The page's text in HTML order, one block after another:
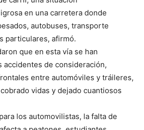
en una carretera donde
autobuses, transporte
particulares, afirmó.
que en esta vía se han
accidentes de consideración,
entre automóviles y tráileres,
vidas y dejado cuantiosos
los automovilistas, la falta de